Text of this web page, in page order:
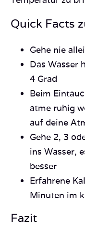
Quick Facts
Gehe nie
Das Wasser
4 Grad
Beim
atme ruhig
auf deine
Gehe 2, 3
ins Wasser,
besser
Erfahrene
Minuten im
Fazit